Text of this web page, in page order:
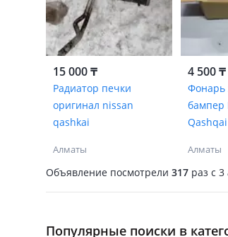
15 000 ₸
Радиатор печки
оригинал nissan
qashkai
Алматы
4 500 ₸
Фонарь
бампер
Алматы
Объявление посмотрели 317 раз c 3
Популярные поиски в